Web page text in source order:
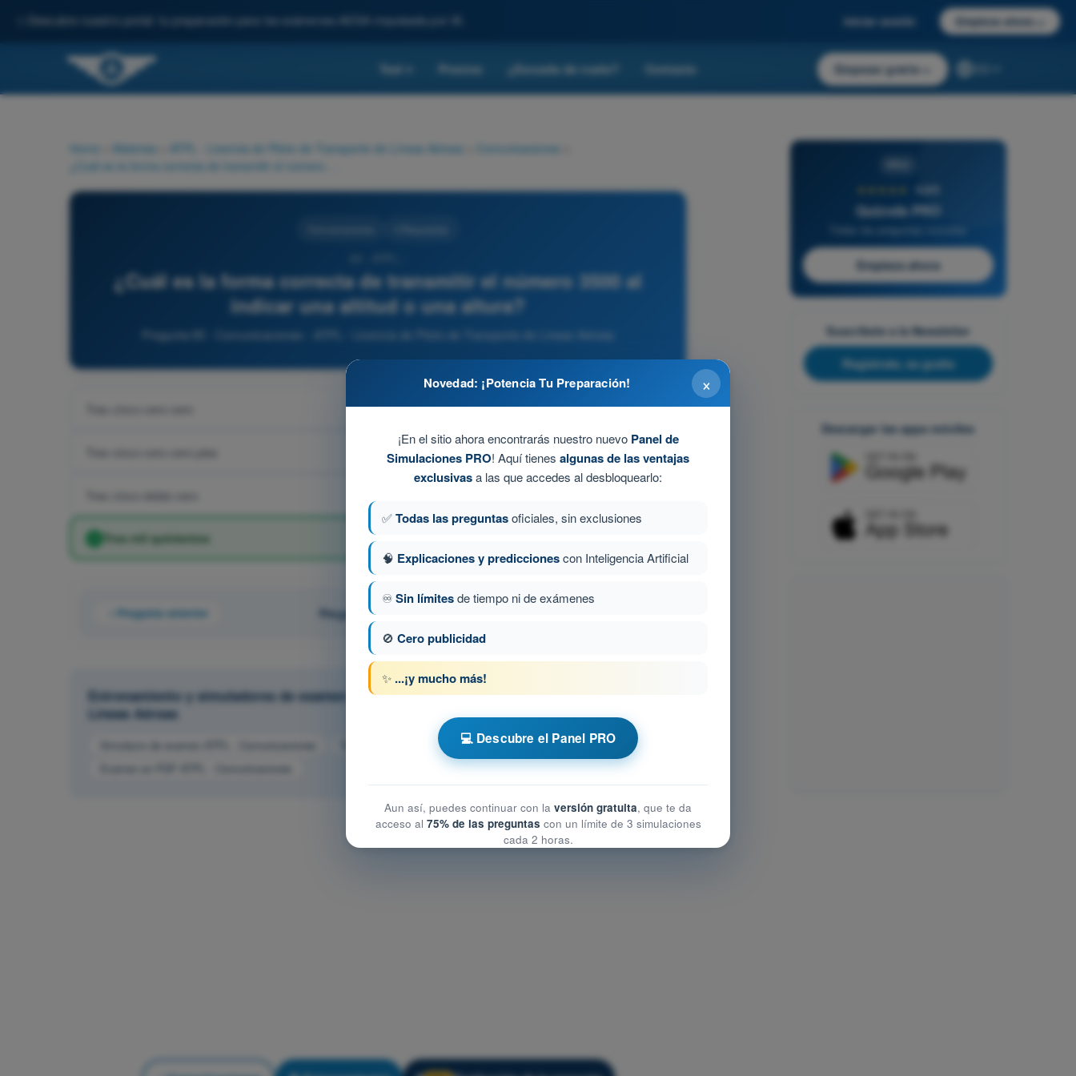
Descubre nuestro portal: tu preparación para los exámenes AESA impulsada por IA. Iniciar sesión Empieza ahora
Test Precios ¿Escuela de vuelo? Contacto Empezar gratis
Home Materias ATPL - Licencia de Piloto de Transporte de Líneas Aéreas Comunicaciones
¿Cuál es la forma correcta de transmitir el número 3500 al
indicar una altitud o una altura?
Pregunta 65 - Comunicaciones - ATPL - Licencia de Piloto de Transporte de Líneas Aéreas
Tres mil quinientos
Pregunta anterior Pregunta 65 de 450
Entrenamiento y simuladores de examen ATPL - Licencia de Piloto de Transporte de
Líneas Aéreas
Test de Entrenamiento ATPL - Comunicaciones
4,6/5
Quizvds PRO
Empieza ahora
Suscríbete a la Newsletter
Regístrate, es gratis
Descargar las apps móviles
×
Novedad: ¡Potencia Tu Preparación!
¡En el sitio ahora encontrarás nuestro nuevo Panel de
Simulaciones PRO! Aquí tienes algunas de las ventajas
exclusivasa las que accedes al desbloquearlo:
✅Todas las preguntasoficiales, sin exclusiones
🧠 Explicaciones y prediccionescon Inteligencia Artificial
♾️Sin límitesde tiempo ni de exámenes
🚫 Cero publicidad
✨ ...¡y mucho más!
💻 Descubre el Panel PRO
Aun así, puedes continuar con la versión gratuita, que te da
acceso al 75% de las preguntas con un límite de 3 simulaciones
cada 2 horas.